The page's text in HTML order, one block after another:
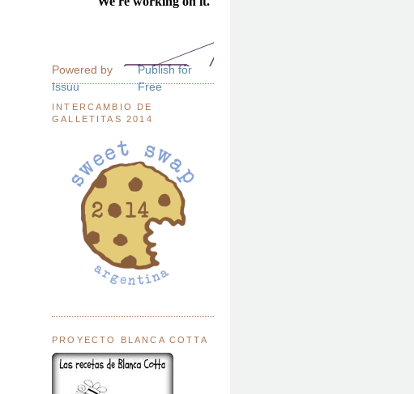
Powered by
Issuu
Publish for
Free
INTERCAMBIO DE
GALLETITAS 2014
PROYECTO BLANCA COTTA